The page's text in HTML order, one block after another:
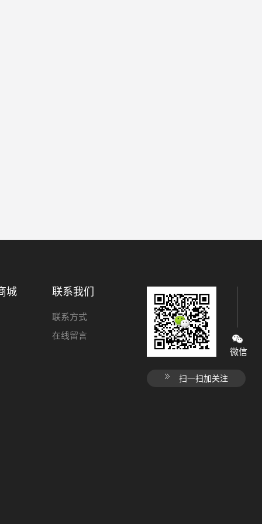
城 联系我们
联系方式
在线留言
微信
扫一扫加关注